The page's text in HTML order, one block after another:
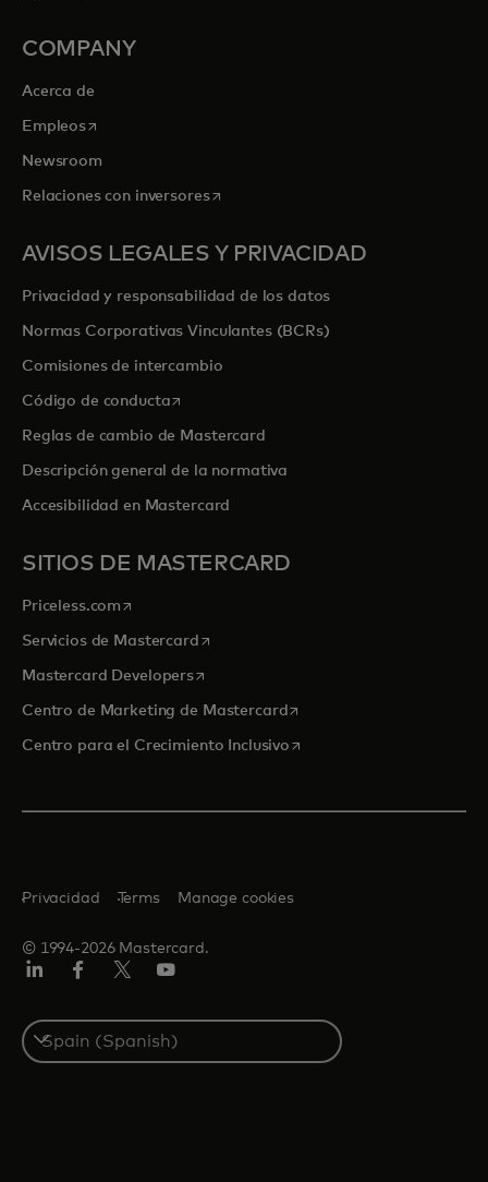
COMPANY
Acerca de
Empleosse abre en una pestaña nueva
Newsroom
Relaciones con inversoresse abre en una pestaña nueva
AVISOS LEGALES Y PRIVACIDAD
Privacidad y responsabilidad de los datos
Normas Corporativas Vinculantes (BCRs)
Comisiones de intercambio
Código de conductase abre en una pestaña nueva
Reglas de cambio de Mastercard
Descripción general de la normativa
Accesibilidad en Mastercard
SITIOS DE MASTERCARD
Priceless.com se abre en una pestaña nueva
Servicios de Mastercardse abre en una pestaña nueva
Mastercard Developersse abre en una pestaña nueva
Centro de Marketing de Mastercardse abre en una pestaña
Centro para el Crecimiento Inclusivose abre en una pestaña
© 1994-2026 Mastercard.
Privacidad Terms Manage cookies
Select
a
country